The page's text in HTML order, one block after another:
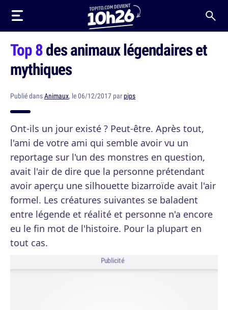
Top 8des animaux légendaires et
mythiques
Publié dansAnimaux, le 06/12/2017 parpips
Ont-ils un jour existé ? Peut-être. Après tout,
l'ami de votre ami qui semble avoir vu un
reportage sur l'un des monstres en question,
avait l'air de dire que la personne prétendant
avoir aperçu une silhouette bizarroïde avait l'air
formel. Les créatures suivantes se baladent
entre légende et réalité et personne n'a encore
eu le fin mot de l'histoire. Pour la plupart en
tout cas.
Publicité